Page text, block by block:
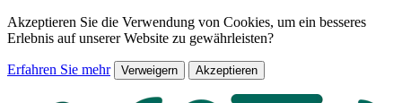
Akzeptieren Sie die Verwendung von Cookies, um ein besseres
Erlebnis auf unserer Website zu gewährleisten?
Erfahren Sie mehr Verweigern Akzeptieren